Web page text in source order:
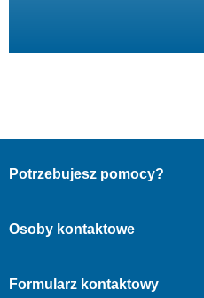
Potrzebujesz pomocy?
Osoby kontaktowe
Formularz kontaktowy